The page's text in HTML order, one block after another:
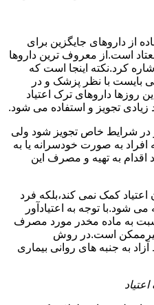
از داروهای جایگزین برای
است.از معروف ترین داروها
کرد.نکته اینجا است که
بایست با نظر پزشک و در
روزها داروهای ترک اعتیاد
تجویز و استفاده می شود.
و در شرایط خاص تجویز شود ولی
به صورت خودسرانه یا به
اقدام به تهیه و مصرف این
کمک نمی کند،بلکه فرد
شود.با توجه به اعتیادآور
نسبت به ماده مخدر مورد مصرف
است.در روش
به جنبه های روانی بیماری